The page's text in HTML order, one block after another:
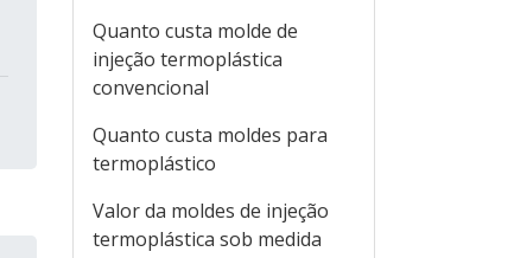
Quanto custa molde de
injeção termoplástica
convencional
Quanto custa moldes para
termoplástico
Valor da moldes de injeção
termoplástica sob medida